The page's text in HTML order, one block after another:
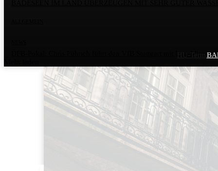
HU-Termin
DFB-Pokal: Chris Führich führt den VfB Stuttgart mit Last-Minute-